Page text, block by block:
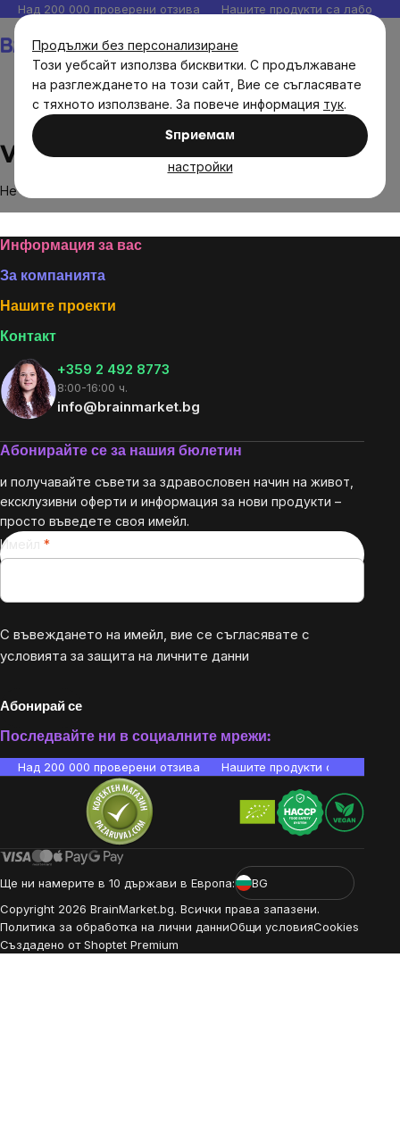
Продължи без персонализиране
Този уебсайт използва бисквитки. С продължаване
на разглеждането на този сайт, Вие се съгласявате
с тяхното използване. За повече информация тук.
Sпpиeмaм
настройки
Прескочи
към
съдържанието
Над 200 000 проверени отзива Нашите продукти са
Venusti
Не са намерени стоки на марката
Footer
Информация за вас
За компанията
Нашите проекти
Контакт
+359 2 492 8773
8:00-16:00 ч.
info@brainmarket.bg
Абонирайте се за нашия бюлетин
и получавайте съвети за здравословен начин на живот,
ексклузивни оферти и информация за нови продукти –
просто въведете своя имейл.
Имейл
С въвеждането на имейл, вие се съгласявате с
условията за защита на личните данни
Абонирай се
Последвайте ни в социалните мрежи:
Над 200 000 проверени отзива Нашите продукти са
Ще ни намерите в 10 държави в Европа:
BG
Copyright 2026 BrainMarket.bg. Всички права запазени.
Политика за обработка на лични данниОбщи условияCookies
Създадено от Shoptet Premium